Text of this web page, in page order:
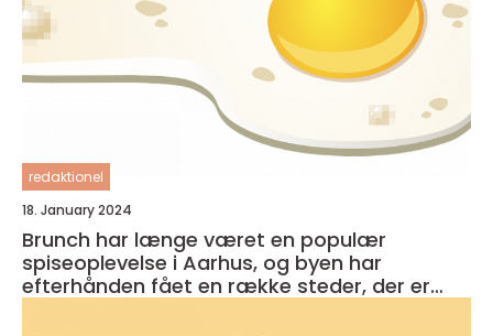
redaktionel
18. January 2024
Brunch har længe været en populær
spiseoplevelse i Aarhus, og byen har
efterhånden fået en række steder, der er